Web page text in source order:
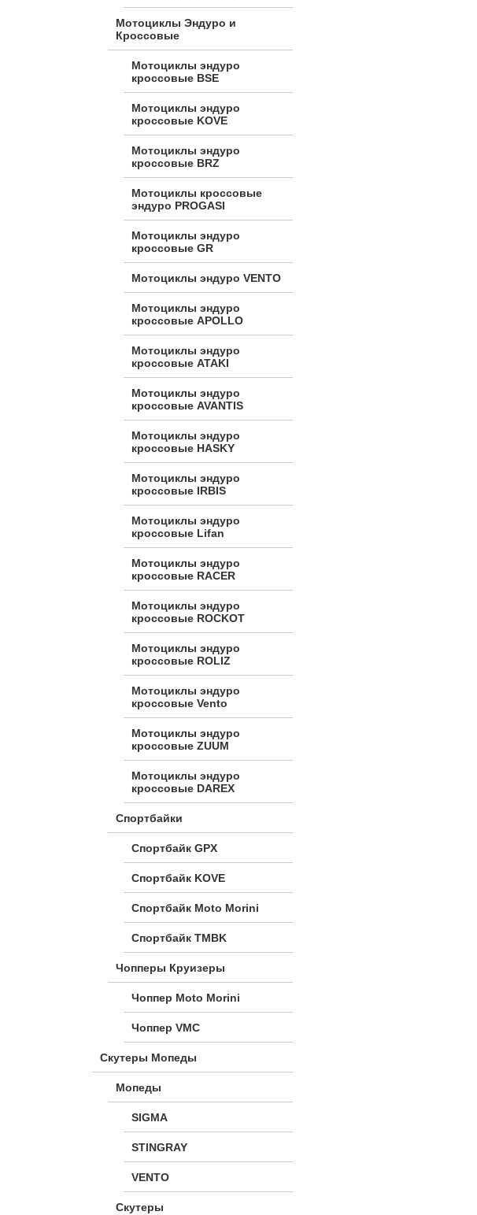
Мотоциклы Эндуро и
Кроссовые
Мотоциклы эндуро
кроссовые BSE
Мотоциклы эндуро
кроссовые KOVE
Мотоциклы эндуро
кроссовые BRZ
Мотоциклы кроссовые
эндуро PROGASI
Мотоциклы эндуро
кроссовые GR
Мотоциклы эндуро VENTO
Мотоциклы эндуро
кроссовые APOLLO
Мотоциклы эндуро
кроссовые ATAKI
Мотоциклы эндуро
кроссовые AVANTIS
Мотоциклы эндуро
кроссовые HASKY
Мотоциклы эндуро
кроссовые IRBIS
Мотоциклы эндуро
кроссовые Lifan
Мотоциклы эндуро
кроссовые RACER
Мотоциклы эндуро
кроссовые ROCKOT
Мотоциклы эндуро
кроссовые ROLIZ
Мотоциклы эндуро
кроссовые Vento
Мотоциклы эндуро
кроссовые ZUUM
Мотоциклы эндуро
кроссовые DAREX
Спортбайки
Спортбайк GPX
Спортбайк KOVE
Спортбайк Moto Morini
Спортбайк TMBK
Чопперы Круизеры
Чоппер Moto Morini
Чоппер VMC
Скутеры Мопеды
Мопеды
SIGMA
STINGRAY
VENTO
Скутеры